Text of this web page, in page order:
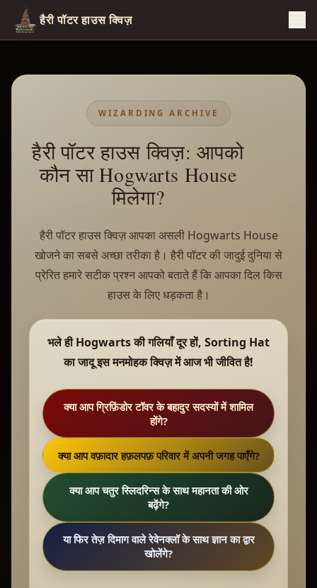
हैरी पॉटर हाउस क्विज़
WIZARDING ARCHIVE
हैरी पॉटर हाउस क्विज़: आपको
कौन सा Hogwarts House
मिलेगा?
हैरी पॉटर हाउस क्विज़ आपका असली Hogwarts House
खोजने का सबसे अच्छा तरीका है। हैरी पॉटर की जादुई दुनिया से
प्रेरित हमारे सटीक प्रश्न आपको बताते हैं कि आपका दिल किस
हाउस के लिए धड़कता है।
भले ही Hogwarts की गलियाँ दूर हों, Sorting Hat
का जादू इस मनमोहक क्विज़ में आज भी जीवित है!
क्या आप ग्रिफ़िंडोर टॉवर के बहादुर सदस्यों में शामिल
होंगे?
क्या आप वफ़ादार हफ़लपफ़ परिवार में अपनी जगह पाएँगे?
क्या आप चतुर स्लिदरिन्स के साथ महानता की ओर
बढ़ेंगे?
या फिर तेज़ दिमाग वाले रेवेनक्लॉ के साथ ज्ञान का द्वार
खोलेंगे?